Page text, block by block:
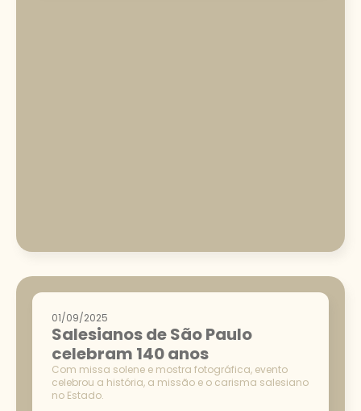
01/09/2025
Salesianos de São Paulo
celebram 140 anos
Com missa solene e mostra fotográfica, evento
celebrou a história, a missão e o carisma salesiano
no Estado.